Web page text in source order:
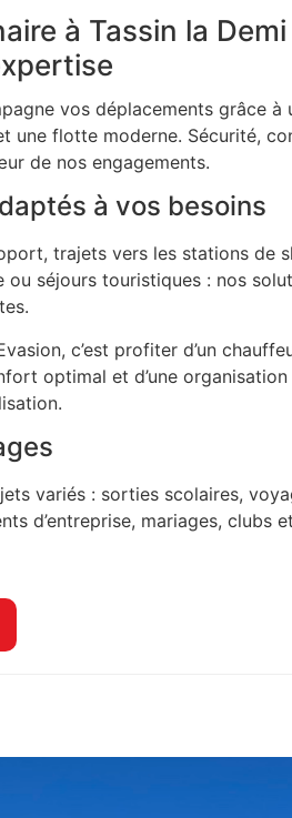
à Tassin la Demi
vos déplacements grâce à
une flotte moderne. Sécurité,
de nos engagements.
à vos besoins
trajets vers les stations de
ou séjours touristiques : nos
c’est profiter d’un
optimal et d’une
variés : sorties scolaires,
d’entreprise, mariages, clubs et